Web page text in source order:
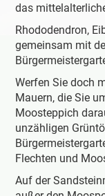
das
Rhododendron,
gemeinsam mit
Werfen Sie doch
Mauern, die Sie
Moosteppich
unzähligen
Flechten und
Auf der